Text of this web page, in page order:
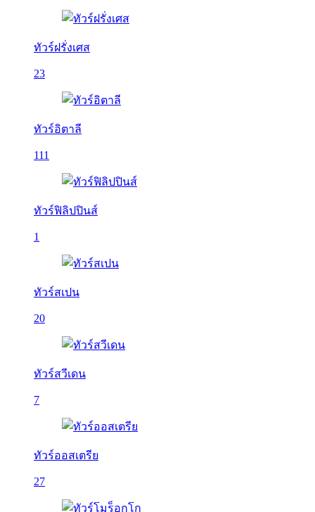
ทัวร์ฝรั่งเศส
23
ทัวร์อิตาลี
111
ทัวร์ฟิลิปปินส์
1
ทัวร์สเปน
20
ทัวร์สวีเดน
7
ทัวร์ออสเตรีย
27